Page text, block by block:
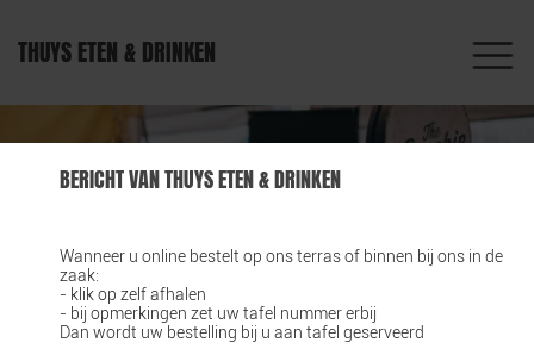
THUYS ETEN & DRINKEN
BERICHT VAN THUYS ETEN & DRINKEN
Wanneer u online bestelt op ons terras of binnen bij ons in de
zaak:
- klik op zelf afhalen
- bij opmerkingen zet uw tafel nummer erbij
Dan wordt uw bestelling bij u aan tafel geserveerd